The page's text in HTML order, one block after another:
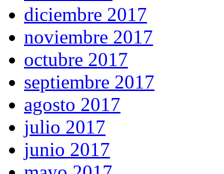
diciembre 2017
noviembre 2017
octubre 2017
septiembre 2017
agosto 2017
julio 2017
junio 2017